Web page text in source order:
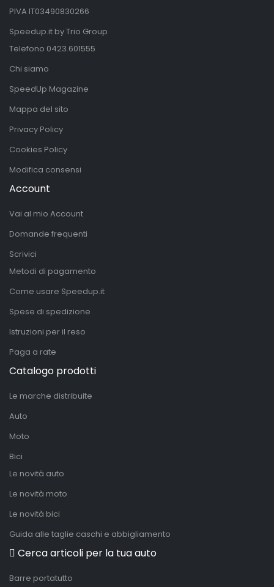
PIVA IT03490830266
Speedup.it by Trio Group
Telefono 0423.601555
Chi siamo
SpeedUp Magazine
Mappa del sito
Privacy Policy
Cookies Policy
Modifica consensi
Account
Vai al mio Account
Domande frequenti
Scrivici
Metodi di pagamento
Come usare Speedup.it
Spese di spedizione
Istruzioni per il reso
Paga a rate
Catalogo prodotti
Le marche distribuite
Auto
Moto
Bici
Le novità auto
Le novità moto
Le novità bici
Guida alle taglie caschi e abbigliamento
Cerca articoli per la tua auto
Barre portatutto